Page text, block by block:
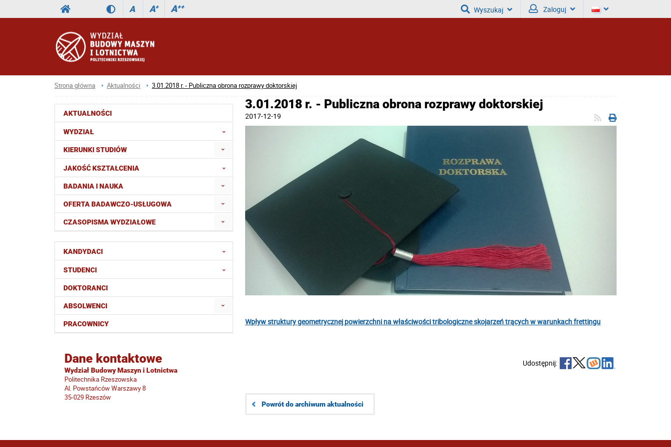
A A+ A++ Wyszukaj Zaloguj
Strona główna Aktualności 3.01.2018 r. - Publiczna obrona rozprawy doktorskiej
AKTUALNOŚCI
WYDZIAŁ
KIERUNKI STUDIÓW
JAKOŚĆ KSZTAŁCENIA
BADANIA I NAUKA
OFERTA BADAWCZO-USŁUGOWA
CZASOPISMA WYDZIAŁOWE
KANDYDACI
STUDENCI
DOKTORANCI
ABSOLWENCI
PRACOWNICY
Dane kontaktowe
Wydział Budowy Maszyn i Lotnictwa
Politechnika Rzeszowska
Al. Powstańców Warszawy 8
35-029 Rzeszów
3.01.2018 r. - Publiczna obrona rozprawy doktorskiej
2017-12-19
Wpływ struktury geometrycznej powierzchni na właściwości tribologiczne skojarzeń trących w warunkach frettingu
Udostępnij:
Powrót do archiwum aktualności